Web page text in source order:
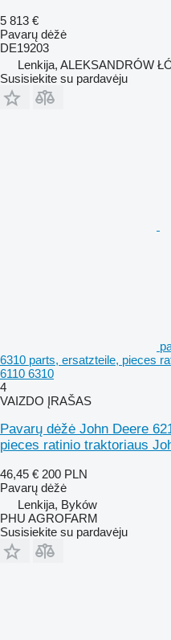
5 813 €
Pavarų dėžė
DE19203
Lenkija, ALEKSANDRÓW
Susisiekite su pardavėju
6310 parts, ersatzteile, pieces
6110 6310
4
VAIZDO ĮRAŠAS
Pavarų dėžė John Deere
pieces ratinio traktoriaus
46,45 € 200 PLN
Pavarų dėžė
Lenkija, Byków
PHU AGROFARM
Susisiekite su pardavėju